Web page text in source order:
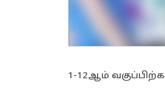
1-12ஆம்